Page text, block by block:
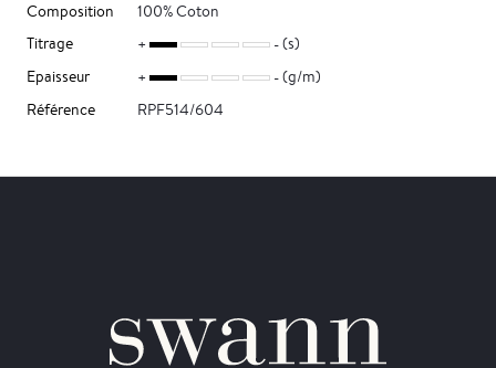
Composition
100% Coton
Titrage
(s)
Epaisseur
(g/m)
Référence
RPF514/604